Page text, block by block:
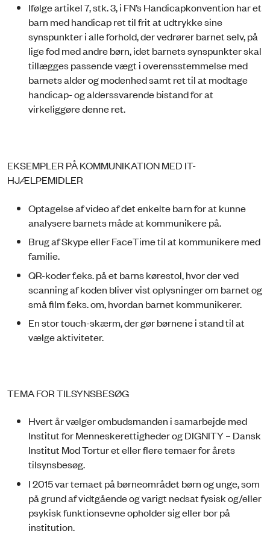
Ifølge artikel 7, stk. 3, i FN’s Handicapkonvention har et
barn med handicap ret til frit at udtrykke sine
synspunkter i alle forhold, der vedrører barnet selv, på
lige fod med andre børn, idet barnets synspunkter skal
tillægges passende vægt i overensstemmelse med
barnets alder og modenhed samt ret til at modtage
handicap- og alderssvarende bistand for at
virkeliggøre denne ret.
EKSEMPLER PÅ KOMMUNIKATION MED IT-
HJÆLPEMIDLER
Optagelse af video af det enkelte barn for at kunne
analysere barnets måde at kommunikere på.
Brug af Skype eller FaceTime til at kommunikere med
familie.
QR-koder f.eks. på et barns kørestol, hvor der ved
scanning af koden bliver vist oplysninger om barnet og
små film f.eks. om, hvordan barnet kommunikerer.
En stor touch-skærm, der gør børnene i stand til at
vælge aktiviteter.
TEMA FOR TILSYNSBESØG
Hvert år vælger ombudsmanden i samarbejde med
Institut for Menneskerettigheder og DIGNITY – Dansk
Institut Mod Tortur et eller flere temaer for årets
tilsynsbesøg.
I 2015 var temaet på børneområdet børn og unge, som
på grund af vidtgående og varigt nedsat fysisk og/eller
psykisk funktionsevne opholder sig eller bor på
institution.